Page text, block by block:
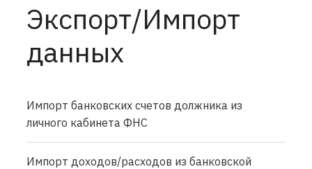
Экспорт/Импорт
данных
Импорт банковских счетов должника из
личного кабинета ФНС
Импорт доходов/расходов из банковской